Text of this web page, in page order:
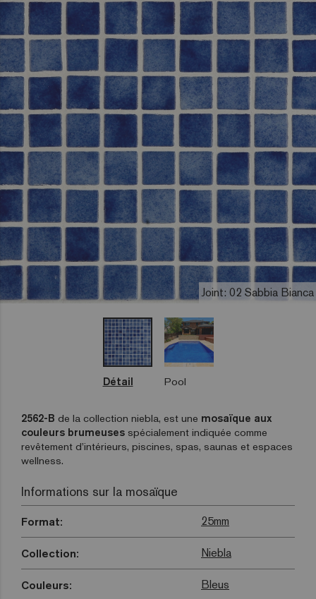
Joint: 02 Sabbia Bianca
Détail Pool
2562-B de la collection niebla, est une mosaïque aux
couleurs brumeuses spécialement indiquée comme
revêtement d’intérieurs, piscines, spas, saunas et espaces
wellness.
Informations sur la mosaïque
Format: 25mm
Collection: Niebla
Couleurs: Bleus